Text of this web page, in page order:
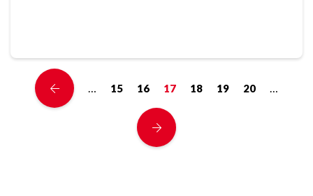
… 15 16 17 18 19 20 …